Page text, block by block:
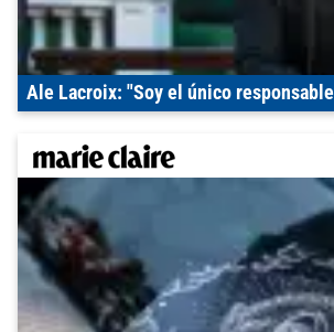
Ale Lacroix: "Soy el único